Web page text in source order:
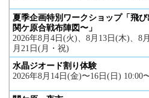
夏季企画特別ワークショップ「飛
関ケ原合戦布陣図〜」
2026年8月4日(火)、8月13日(木)、8
月21日(月・祝)
水晶ジオード割り体験
2026年8月14日(金)〜16日(日) 10:00